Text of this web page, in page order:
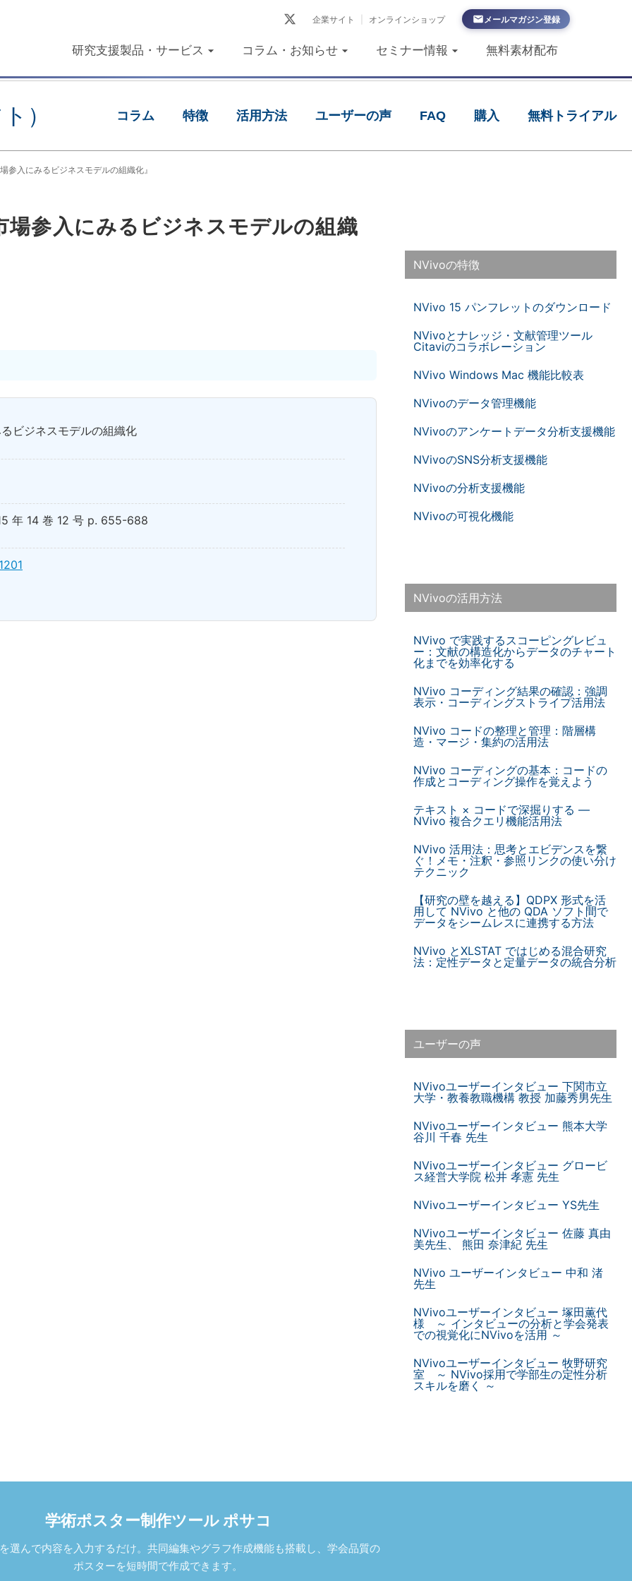
企業サイト オンラインショップ メールマガジン登録
研究支援製品・サービス コラム・お知らせ セミナー情報 無料素材配布
） コラム 特徴 活用方法 ユーザーの声 FAQ 購入 無料トライアル
参入にみるビジネスモデルの組織化』
場参入にみるビジネスモデルの組織
ビジネスモデルの組織化
年 14 巻 12 号 p. 655-688
NVivoの特徴
NVivo 15 パンフレットのダウンロード
NVivoとナレッジ・文献管理ツール
Citaviのコラボレーション
NVivo Windows Mac 機能比較表
NVivoのデータ管理機能
NVivoのアンケートデータ分析支援機能
NVivoのSNS分析支援機能
NVivoの分析支援機能
NVivoの可視化機能
NVivoの活用方法
NVivo で実践するスコーピングレビュ
ー：文献の構造化からデータのチャート
化までを効率化する
NVivo コーディング結果の確認：強調
表示・コーディングストライプ活用法
NVivo コードの整理と管理：階層構
造・マージ・集約の活用法
NVivo コーディングの基本：コードの
作成とコーディング操作を覚えよう
テキスト × コードで深掘りする —
NVivo 複合クエリ機能活用法
NVivo 活用法：思考とエビデンスを繋
ぐ！メモ・注釈・参照リンクの使い分け
テクニック
【研究の壁を越える】QDPX 形式を活
用して NVivo と他の QDA ソフト間で
データをシームレスに連携する方法
NVivo とXLSTAT ではじめる混合研究
法：定性データと定量データの統合分析
ユーザーの声
NVivoユーザーインタビュー 下関市立
大学・教養教職機構 教授 加藤秀男先生
NVivoユーザーインタビュー 熊本大学
谷川 千春 先生
NVivoユーザーインタビュー グロービ
ス経営大学院 松井 孝憲 先生
NVivoユーザーインタビュー YS先生
NVivoユーザーインタビュー 佐藤 真由
美先生、 熊田 奈津紀 先生
NVivo ユーザーインタビュー 中和 渚
先生
NVivoユーザーインタビュー 塚田薫代
様 ～ インタビューの分析と学会発表
での視覚化にNVivoを活用 ～
NVivoユーザーインタビュー 牧野研究
室 ～ NVivo採用で学部生の定性分析
スキルを磨く ～
学術ポスター制作ツール ポサコ
選んで内容を入力するだけ。共同編集やグラフ作成機能も搭載し、学会品質の
ポスターを短時間で作成できます。